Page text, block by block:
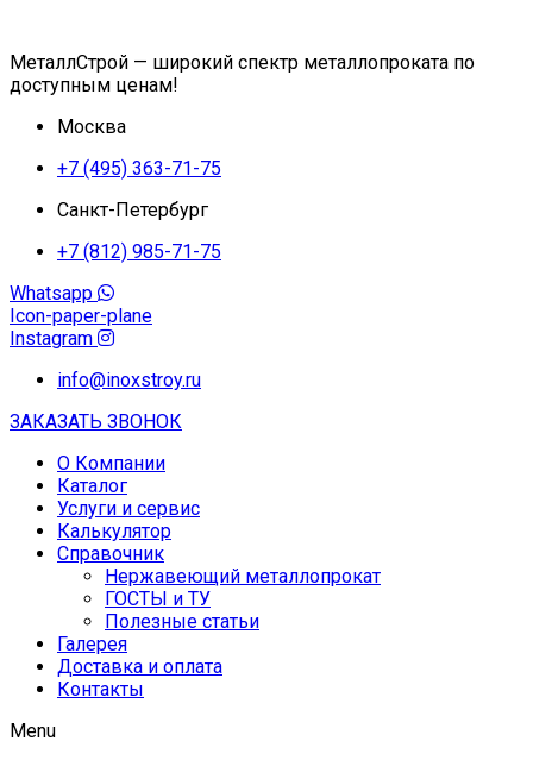
МеталлСтрой — широкий спектр металлопроката по
доступным ценам!
Москва
+7 (495) 363-71-75
Санкт-Петербург
+7 (812) 985-71-75
Whatsapp
Icon-paper-plane
Instagram
info@inoxstroy.ru
ЗАКАЗАТЬ ЗВОНОК
О Компании
Каталог
Услуги и сервис
Калькулятор
Справочник
Нержавеющий металлопрокат
ГОСТЫ и ТУ
Полезные статьи
Галерея
Доставка и оплата
Контакты
Menu